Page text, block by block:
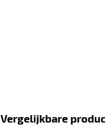
Vergelijkbare